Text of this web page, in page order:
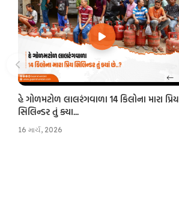
હે ગોળમટોળ લાલરંગવાળા 14 કિલોના મારા પ્રિય
સિલિન્ડર તું ક્યા...
16 માર્ચ, 2026